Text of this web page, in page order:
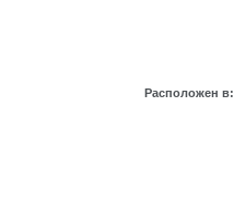
Расположен в: